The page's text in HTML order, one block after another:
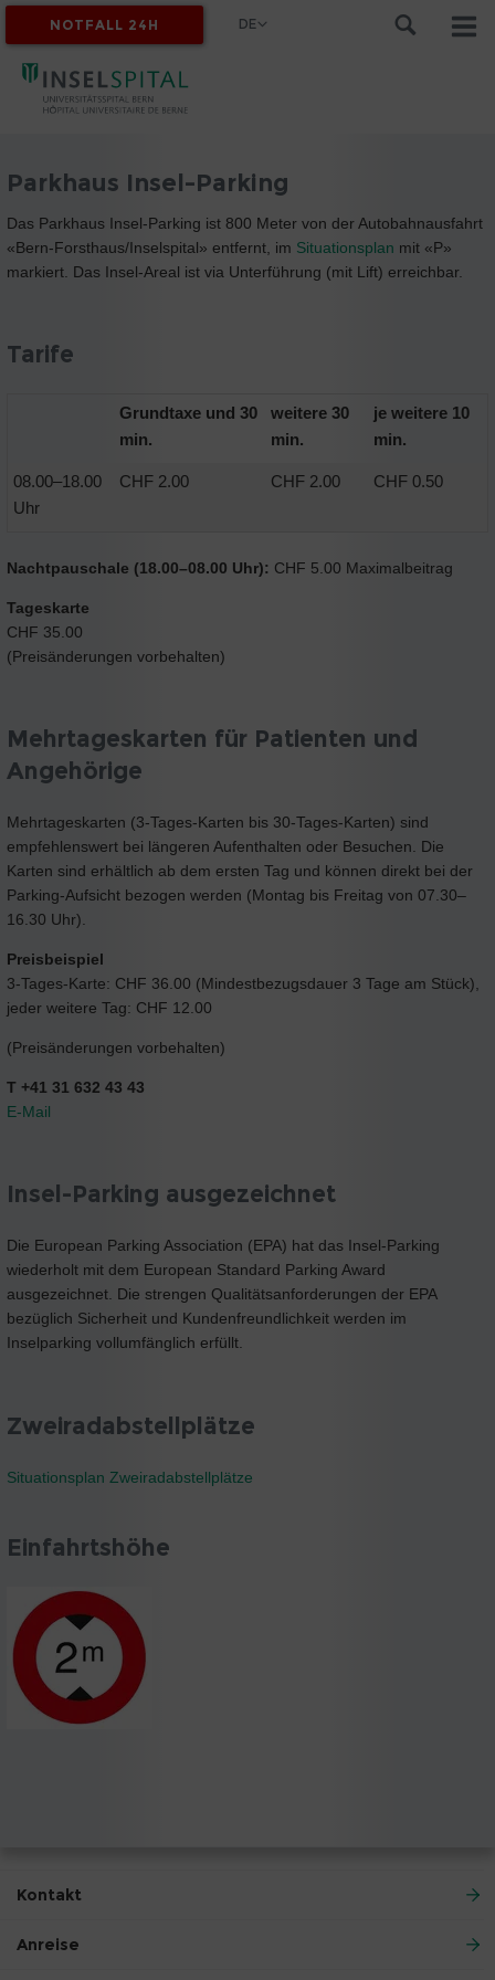
MYINSEL
NOTFALL 24H DE
Parkhaus Insel-Parking
Das Parkhaus Insel-Parking ist 800 Meter von der Autobahnausfahrt
«Bern-Forsthaus/Inselspital» entfernt, im Situationsplan mit «P»
markiert. Das Insel-Areal ist via Unterführung (mit Lift) erreichbar.
Tarife
Grundtaxe und 30
min.
weitere 30
min.
je weitere 10
min.
08.00–18.00
Uhr
CHF 2.00 CHF 2.00 CHF 0.50
Nachtpauschale (18.00–08.00 Uhr): CHF 5.00 Maximalbeitrag
Tageskarte
CHF 35.00
(Preisänderungen vorbehalten)
Mehrtageskarten für Patienten und
Angehörige
Mehrtageskarten (3-Tages-Karten bis 30-Tages-Karten) sind
empfehlenswert bei längeren Aufenthalten oder Besuchen. Die
Karten sind erhältlich ab dem ersten Tag und können direkt bei der
Parking-Aufsicht bezogen werden (Montag bis Freitag von 07.30–
16.30 Uhr).
Preisbeispiel
3-Tages-Karte: CHF 36.00 (Mindestbezugsdauer 3 Tage am Stück),
jeder weitere Tag: CHF 12.00
(Preisänderungen vorbehalten)
T +41 31 632 43 43
E-Mail
Insel-Parking ausgezeichnet
Die European Parking Association (EPA) hat das Insel-Parking
wiederholt mit dem European Standard Parking Award
ausgezeichnet. Die strengen Qualitätsanforderungen der EPA
bezüglich Sicherheit und Kundenfreundlichkeit werden im
Inselparking vollumfänglich erfüllt.
Zweiradabstellplätze
Situationsplan Zweiradabstellplätze
Einfahrtshöhe
Kontakt
Anreise